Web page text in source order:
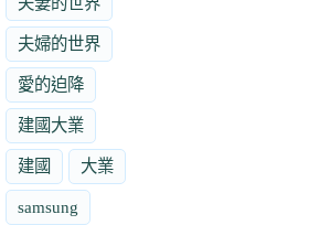
夫婦的世界
愛的迫降
建國大業
建國 大業
samsung